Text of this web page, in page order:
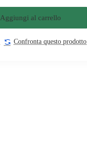
Aggiungi al carrello
Confronta questo prodotto